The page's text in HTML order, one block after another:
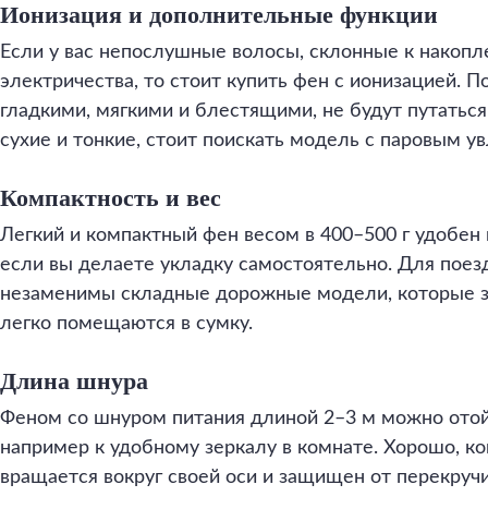
Ионизация и дополнительные функции
Если у вас непослушные волосы, склонные к
электричества, то стоит купить фен с ионизацией.
гладкими, мягкими и блестящими, не будут
сухие и тонкие, стоит поискать модель с паровым
Компактность и вес
Легкий и компактный фен весом в 400–500 г удобен
если вы делаете укладку самостоятельно. Для
незаменимы складные дорожные модели, которые
легко помещаются в сумку.
Длина шнура
Феном со шнуром питания длиной 2–3 м можно
например к удобному зеркалу в комнате. Хорошо,
вращается вокруг своей оси и защищен от